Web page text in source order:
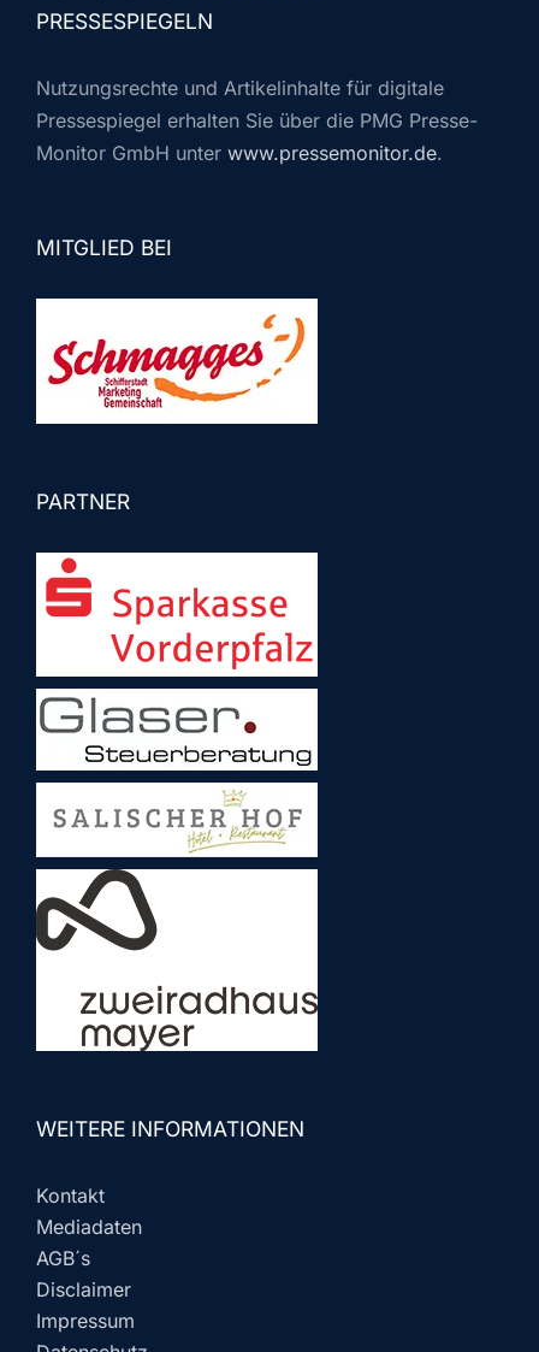
PRESSESPIEGELN
Nutzungsrechte und Artikelinhalte für digitale
Pressespiegel erhalten Sie über die PMG Presse-
Monitor GmbH unter www.pressemonitor.de.
MITGLIED BEI
PARTNER
WEITERE INFORMATIONEN
Kontakt
Mediadaten
AGB´s
Disclaimer
Impressum